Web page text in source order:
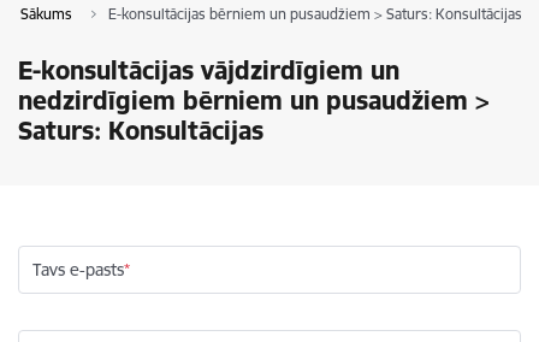
Sākums E-konsultācijas bērniem un pusaudžiem > Saturs: Konsultācijas
E-konsultācijas vājdzirdīgiem un
nedzirdīgiem bērniem un pusaudžiem >
Saturs: Konsultācijas
Tavs e-pasts